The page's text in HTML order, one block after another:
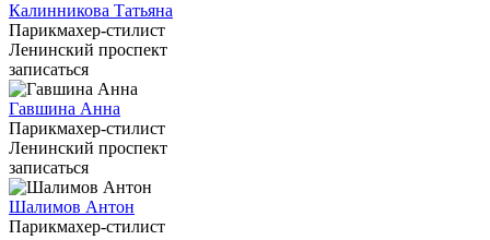
Калинникова Татьяна
Парикмахер-стилист
Ленинский проспект
записаться
Гавшина Анна
Парикмахер-стилист
Ленинский проспект
записаться
Шалимов Антон
Парикмахер-стилист